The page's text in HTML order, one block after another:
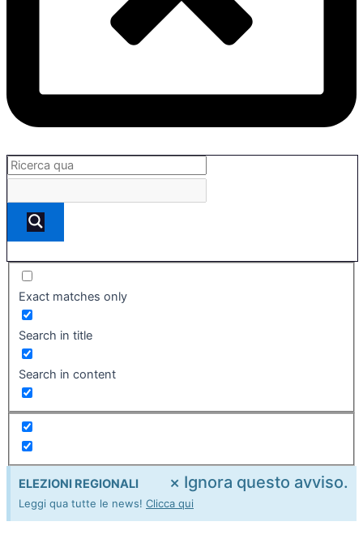
Exact matches only
Search in title
Search in content
ELEZIONI REGIONALI
Leggi qua tutte le news! Clicca qui
× Ignora questo avviso.